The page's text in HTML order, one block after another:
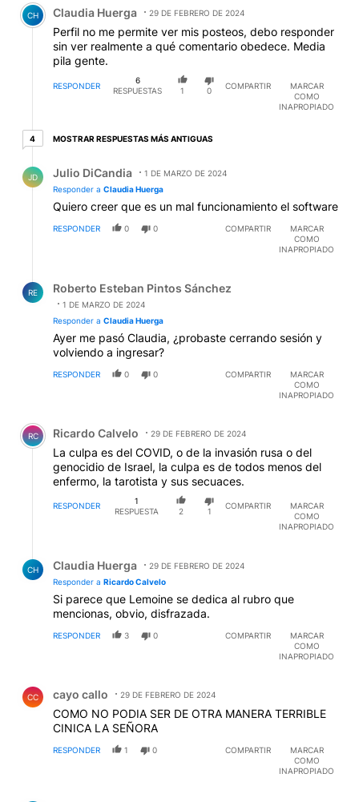
CH Claudia Huerga 29 DE FEBRERO DE 2024
Perfil no me permite ver mis posteos, debo responder
sin ver realmente a qué comentario obedece. Media
pila gente.
RESPONDER
6
RESPUESTAS
1 0
COMPARTIR
MARCAR
COMO
INAPROPIADO
44 respuestas más antiguas
MOSTRAR RESPUESTAS MÁS ANTIGUAS
JD Julio DiCandia
1 DE MARZO DE 2024
Responder a Claudia Huerga
Quiero creer que es un mal funcionamiento el software
RESPONDER 0 0 COMPARTIR
MARCAR
COMO
INAPROPIADO
RE Roberto Esteban Pintos Sánchez
1 DE MARZO DE 2024
Responder a Claudia Huerga
Ayer me pasó Claudia, ¿probaste cerrando sesión y
volviendo a ingresar?
RESPONDER 0 0 COMPARTIR
MARCAR
COMO
INAPROPIADO
Comentario de Ricardo Calvelo.
RC Ricardo Calvelo 29 DE FEBRERO DE 2024
La culpa es del COVID, o de la invasión rusa o del
genocidio de Israel, la culpa es de todos menos del
enfermo, la tarotista y sus secuaces.
RESPONDER
1
RESPUESTA
2 1
COMPARTIR
MARCAR
COMO
INAPROPIADO
CH Claudia Huerga
29 DE FEBRERO DE 2024
Responder a Ricardo Calvelo
Si parece que Lemoine se dedica al rubro que
mencionas, obvio, disfrazada.
RESPONDER 3 0 COMPARTIR
MARCAR
COMO
INAPROPIADO
CC cayo callo 29 DE FEBRERO DE 2024
COMO NO PODIA SER DE OTRA MANERA TERRIBLE
CINICA LA SEÑORA
RESPONDER 1 0 COMPARTIR
MARCAR
COMO
INAPROPIADO